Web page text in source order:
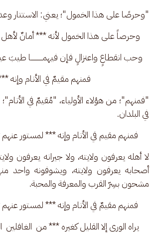
"وحرصًا على هذا الخمول"؛ يعني: الاستتار
وحرصاً على هذا الخمول لأنه *** أمانٌ
وحب انقطاعٍ واعتزالٍ فإن فيهمــــــــــــا
فمنهم مقيمٌ في الأنام وإنه
"فمنهم"؛ من هؤلاء الأولياء، "مُقيمٌ في
في البلدان.
فمنهم مقيم في الأنام وإنه *** لمستور
لا أهله يعرفون ولايته، ولا جيرانه يعرفون
أصحابه يعرفون ولايته، ويشوفونه واحد
مشحون بسِرّ القرب والمعرفة والمحبة.
فمنهم مقيمٌ في الأنام وإنه *** لمستور
يراه الورى إلا القليل كغيره *** من  الغافلين